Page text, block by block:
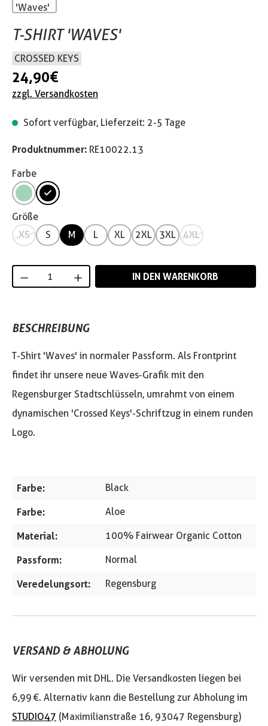
T-SHIRT 'WAVES'
CROSSED KEYS
24,90 €
zzgl. Versandkosten
Sofort verfügbar, Lieferzeit: 2-5 Tage
Produktnummer: RE10022.13
Farbe
Größe
XS
S M L XL 2XL 3XL 4XL
Produkt Anzahl: Gib den gewünschten
IN DEN WARENKORB
BESCHREIBUNG
T-Shirt 'Waves' in normaler Passform. Als Frontprint
findet ihr unsere neue Waves-Grafik mit den
Regensburger Stadtschlüsseln, umrahmt von einem
dynamischen 'Crossed Keys'-Schriftzug in einem runden
Logo.
Farbe: Black
Farbe: Aloe
Material: 100% Fairwear Organic Cotton
Passform: Normal
Veredelungsort: Regensburg
VERSAND & ABHOLUNG
Wir versenden mit DHL. Die Versandkosten liegen bei
6,99 €. Alternativ kann die Bestellung zur Abholung im
STUDIO47 (Maximilianstraße 16, 93047 Regensburg)